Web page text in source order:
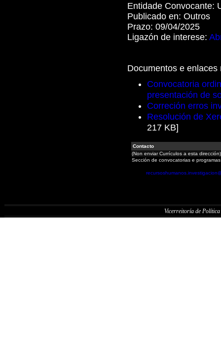
Entidade Convocante:
Publicado en: Outros
Prazo: 09/04/2025
Ligazón de interese:
Documentos e enlaces
Convocatoria
presentación de
Correción erros
Resolución de
217 KB]
Contacto
(Non enviar Currículos a esta dirección)
Sección de convocatorias e
Vicerreitoría de